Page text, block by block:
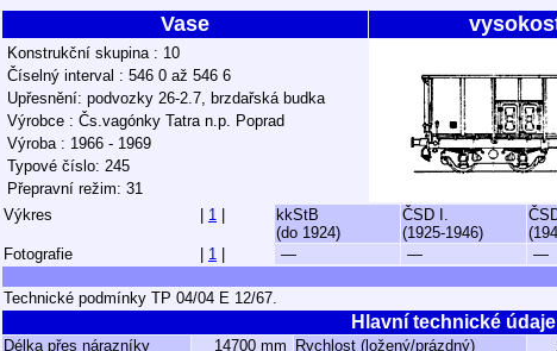
Vase
Konstrukční skupina : 10
Číselný interval : 546 0 až 546 6
Upřesnění: podvozky 26-2.7, brzdařská budka
Výrobce : Čs.vagónky Tatra n.p. Poprad
Výroba : 1966 - 1969
Typové číslo: 245
Přepravní režim: 31
Výkres
1
kkStB
(do 1924)
ČSD I.
(1925-1946)
Fotografie
1 — — —
Technické podmínky TP 04/04 E 12/67.
Hlavní technické údaje
Délka přes nárazníky 14700 mm Rychlost (ložený/prázdný)